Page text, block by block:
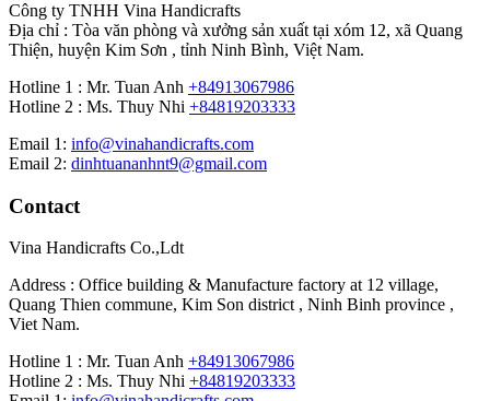
Công ty TNHH Vina Handicrafts
Địa chỉ : Tòa văn phòng và xưởng sản xuất tại xóm 12, xã Quang
Thiện, huyện Kim Sơn , tỉnh Ninh Bình, Việt Nam.
Hotline 1 : Mr. Tuan Anh +84913067986
Hotline 2 : Ms. Thuy Nhi +84819203333
Email 1: info@vinahandicrafts.com
Email 2: dinhtuananhnt9@gmail.com
Contact
Vina Handicrafts Co.,Ldt
Address : Office building & Manufacture factory at 12 village,
Quang Thien commune, Kim Son district , Ninh Binh province ,
Viet Nam.
Hotline 1 : Mr. Tuan Anh +84913067986
Hotline 2 : Ms. Thuy Nhi +84819203333